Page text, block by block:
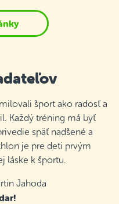
šport ako radosť a
Každý tréning má byť
späť nadšené a
je pre deti prvým
láske k športu.
Jahoda